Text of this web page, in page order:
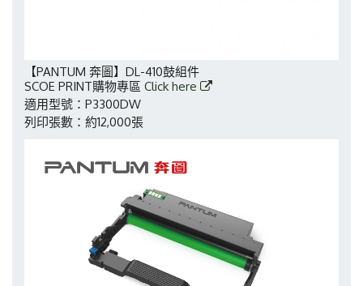
【PANTUM 奔圖】DL-410鼓組件
SCOE PRINT購物專區 Click here
適用型號：P3300DW
列印張數：約12,000張